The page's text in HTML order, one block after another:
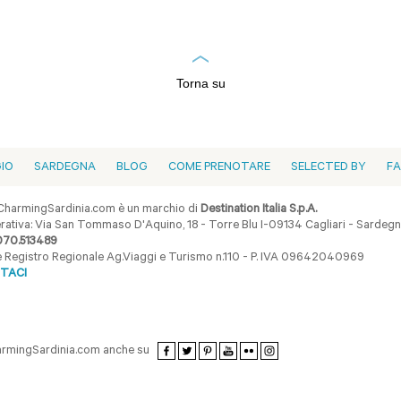
Torna su
SARDEGNA BLOG COME PRENOTARE SELECTED BY
è un marchio diDestination Italia S.p.A.
Via San Tommaso D'Aquino, 18 - Torre Blu I-09134 Cagliari -
Registro Regionale Ag.Viaggi e Turismo n.110 - P. IVA 09642040969
anche su